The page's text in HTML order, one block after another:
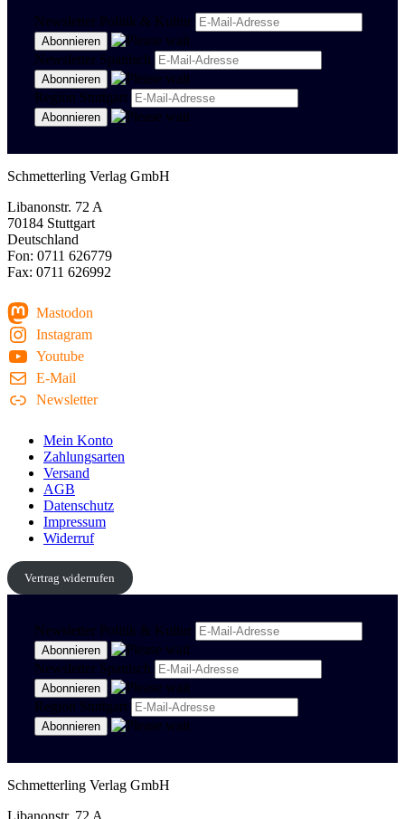
Newsletter Politik & Kultur
Newsletter Spanisch
Region Stuttgart
Schmetterling Verlag GmbH
Libanonstr. 72 A
70184 Stuttgart
Deutschland
Fon: 0711 626779
Fax: 0711 626992
Mastodon
Instagram
Youtube
E-Mail
Newsletter
Mein Konto
Zahlungsarten
Versand
AGB
Datenschutz
Impressum
Widerruf
Vertrag widerrufen
Newsletter Politik & Kultur
Newsletter Spanisch
Region Stuttgart
Schmetterling Verlag GmbH